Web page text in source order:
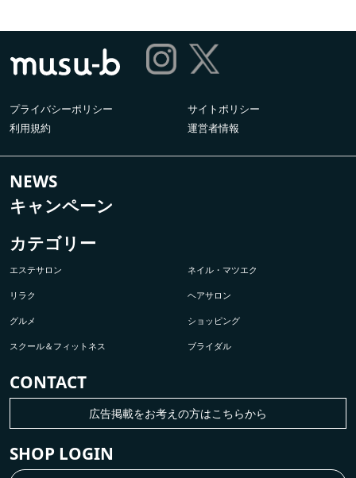
プライバシーポリシー
サイトポリシー
利用規約
運営者情報
NEWS
キャンペーン
カテゴリー
エステサロン ネイル・マツエク
リラク ヘアサロン
グルメ ショッピング
スクール＆フィットネス ブライダル
SHOP LOGIN
CONTACT
広告掲載をお考えの方はこちらから